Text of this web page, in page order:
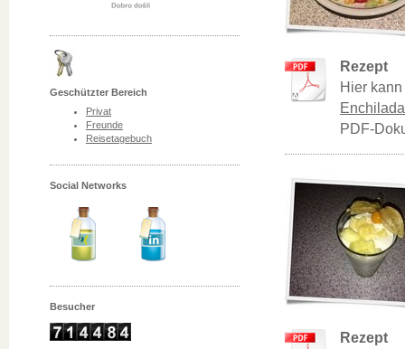
Geschützter Bereich
Privat
Freunde
Reisetagebuch
Social Networks
Besucher
Rezept
Hier
PDF-
Rezept